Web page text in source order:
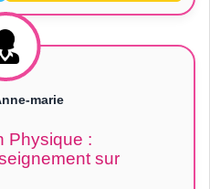
marie
Physique :
sur